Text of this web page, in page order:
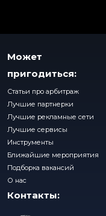
Может
пригодиться:
Статьи про арбитраж
Лучшие партнерки
Лучшие рекламные сети
Лучшие сервисы
Инструменты
Ближайшие мероприятия
Подборка вакансий
О нас
Контакты: